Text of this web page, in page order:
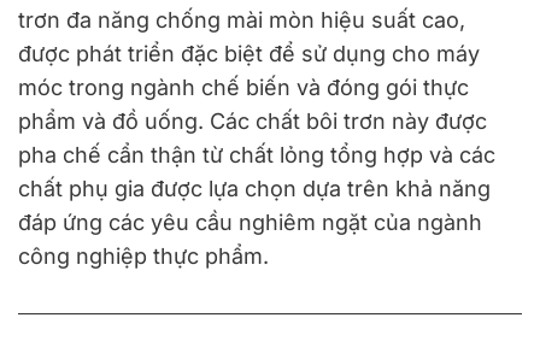
trơn đa năng chống mài mòn hiệu suất cao,
được phát triển đặc biệt để sử dụng cho máy
móc trong ngành chế biến và đóng gói thực
phẩm và đồ uống. Các chất bôi trơn này được
pha chế cẩn thận từ chất lỏng tổng hợp và các
chất phụ gia được lựa chọn dựa trên khả năng
đáp ứng các yêu cầu nghiêm ngặt của ngành
công nghiệp thực phẩm.